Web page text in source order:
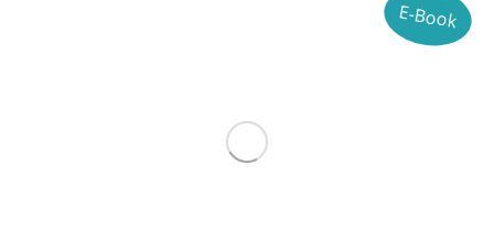
E-Book